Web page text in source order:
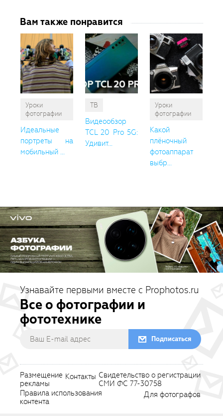
Вам также понравится
Уроки
фотографии
Идеальные
портреты на
мобильный ...
ТВ
Видеообзор
TCL 20 Pro 5G:
Удивит...
Уроки
фотографии
Какой
плёночный
фотоаппарат
выбр...
Узнавайте первыми вместе с Prophotos.ru
Все о фотографии и
фототехнике
Подписаться
Размещение
рекламы
Контакты Свидетельство о регистрации
СМИ ФС 77-30758
Правила использования
контента
Для фотографов